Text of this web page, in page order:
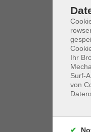
Ihr
Surf-
von